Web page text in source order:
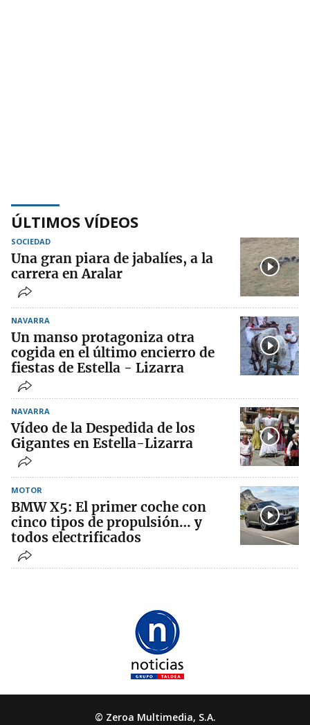
ÚLTIMOS VÍDEOS
SOCIEDAD
Una gran piara de jabalíes, a la
carrera en Aralar
NAVARRA
Un manso protagoniza otra
cogida en el último encierro de
fiestas de Estella - Lizarra
NAVARRA
Vídeo de la Despedida de los
Gigantes en Estella-Lizarra
MOTOR
BMW X5: El primer coche con
cinco tipos de propulsión… y
todos electrificados
© Zeroa Multimedia, S.A.